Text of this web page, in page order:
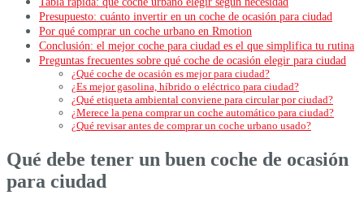
Presupuesto: cuánto invertir en un coche de ocasión para ciudad
Por qué comprar un coche urbano en Rmotion
Conclusión: el mejor coche para ciudad es el que simplifica tu rutina
Preguntas frecuentes sobre qué coche de ocasión elegir para ciudad
¿Qué coche de ocasión es mejor para ciudad?
¿Es mejor gasolina, híbrido o eléctrico para ciudad?
¿Qué etiqueta ambiental conviene para circular por ciudad?
¿Merece la pena comprar un coche automático para ciudad?
¿Qué revisar antes de comprar un coche urbano usado?
Qué debe tener un buen coche de ocasión
para ciudad